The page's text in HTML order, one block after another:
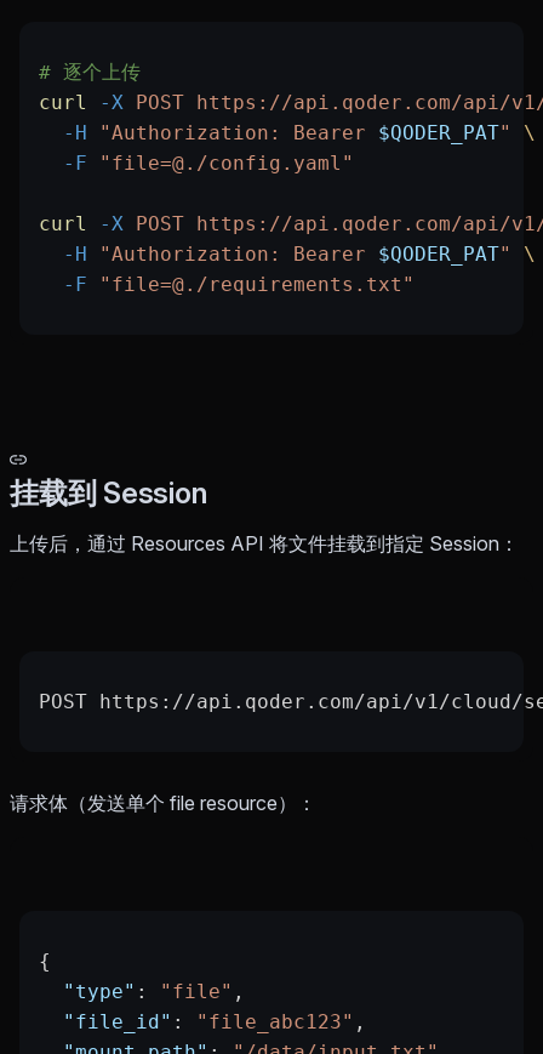
# 逐个上传
curl
-X POST https://api.qoder.com/api/
  -H
"Authorization: Bearer $QODER_PAT"
\
  -F
"file=@./config.yaml"
curl -X POST https://api.qoder.com/api/
  -H
"Authorization: Bearer $QODER_PAT"
\
  -F
"file=@./requirements.txt"
挂载到 Session
上传后，通过 Resources API 将文件挂载到指定 Session：
POST https://api.qoder.com/api/v1/cloud/
请求体（发送单个 file resource）：
{
  "type"
: "file" ,
  "file_id"
: "file_abc123" ,